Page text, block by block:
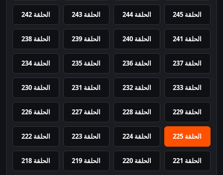
الحلقة 245 الحلقة 244 الحلقة 243 الحلقة 242
الحلقة 241 الحلقة 240 الحلقة 239 الحلقة 238
الحلقة 237 الحلقة 236 الحلقة 235 الحلقة 234
الحلقة 233 الحلقة 232 الحلقة 231 الحلقة 230
الحلقة 229 الحلقة 228 الحلقة 227 الحلقة 226
الحلقة 225 الحلقة 224 الحلقة 223 الحلقة 222
الحلقة 221 الحلقة 220 الحلقة 219 الحلقة 218